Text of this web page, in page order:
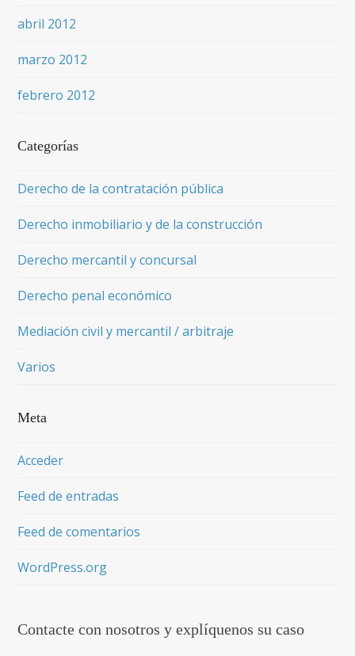
abril 2012
marzo 2012
febrero 2012
Categorías
Derecho de la contratación pública
Derecho inmobiliario y de la construcción
Derecho mercantil y concursal
Derecho penal económico
Mediación civil y mercantil / arbitraje
Varios
Meta
Acceder
Feed de entradas
Feed de comentarios
WordPress.org
Contacte con nosotros y explíquenos su caso